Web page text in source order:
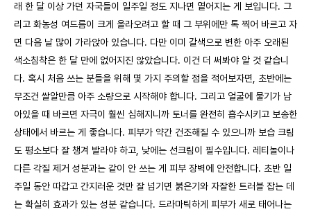
래 한 달 이상 가던 자국들이 일주일 정도 지나면 옅어지는 게 보입니다. 그
리고 화농성 여드름이 크게 올라오려고 할 때 그 부위에만 톡 찍어 바르고 자
면 다음 날 많이 가라앉아 있습니다. 다만 이미 갈색으로 변한 아주 오래된
색소침착은 한 달 만에 없어지진 않았습니다. 이건 더 써봐야 알 것 같습니
다. 혹시 처음 쓰는 분들을 위해 몇 가지 주의할 점을 적어보자면, 초반에는
무조건 쌀알만큼 아주 소량으로 시작해야 합니다. 그리고 얼굴에 물기가 남
아있을 때 바르면 자극이 훨씬 심해지니까 토너를 완전히 흡수시키고 보송한
상태에서 바르는 게 좋습니다. 피부가 약간 건조해질 수 있으니까 보습 크림
도 평소보다 잘 챙겨 발라야 하고, 낮에는 선크림이 필수입니다. 레티놀이나
다른 각질 제거 성분과는 같이 안 쓰는 게 피부 장벽에 안전합니다. 초반 일
주일 동안 따갑고 간지러운 것만 잘 넘기면 붉은기와 자잘한 트러블 잡는 데
는 확실히 효과가 있는 성분 같습니다. 드라마틱하게 피부가 새로 태어나는